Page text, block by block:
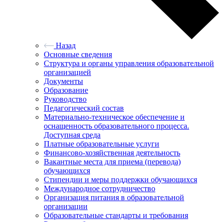
Назад
Основные сведения
Структура и органы управления образовательной
организацией
Документы
Образование
Руководство
Педагогический состав
Материально-техническое обеспечение и
оснащенность образовательного процесса.
Доступная среда
Платные образовательные услуги
Финансово-хозяйственная деятельность
Вакантные места для приема (перевода)
обучающихся
Стипендии и меры поддержки обучающихся
Международное сотрудничество
Организация питания в образовательной
организации
Образовательные стандарты и требования